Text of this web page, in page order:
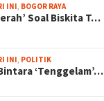
INI, BOGOR RAYA
Soal Biskita T…
INI, POLITIK
‘Tenggelam’…